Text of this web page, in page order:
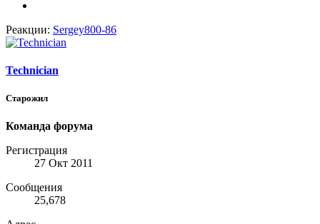
Реакции: Sergey800-86
Technician
Старожил
Команда форума
Регистрация
27 Окт 2011
Сообщения
25,678